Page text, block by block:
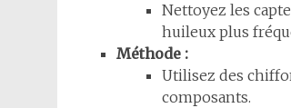
Nettoyez les
huileux plus
Méthode :
Utilisez des
composants.